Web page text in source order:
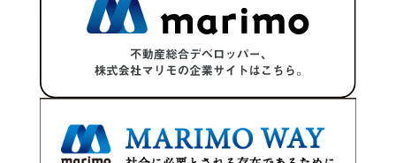
2024年2月
2024年1月
2023年10月